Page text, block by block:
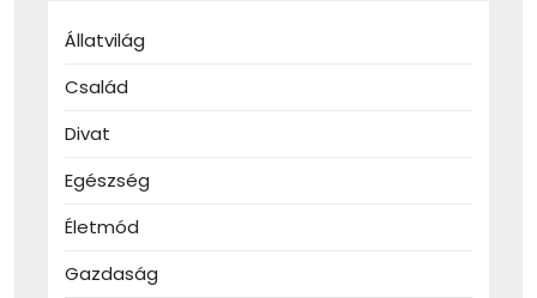
Állatvilág
Család
Divat
Egészség
Életmód
Gazdaság